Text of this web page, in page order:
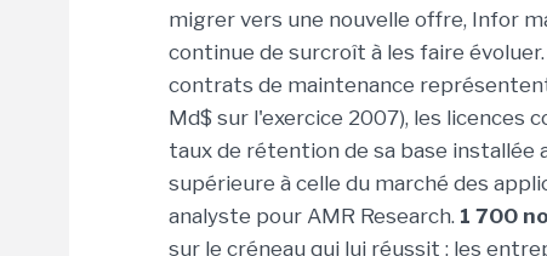
migrer vers une nouvelle offre, Infor
continue de surcroît à les faire
contrats de maintenance
Md$ sur l'exercice 2007), les licences
taux de rétention de sa base
supérieure à celle du marché des
analyste pour AMR Research. 1 700
sur le créneau qui lui réussit : les